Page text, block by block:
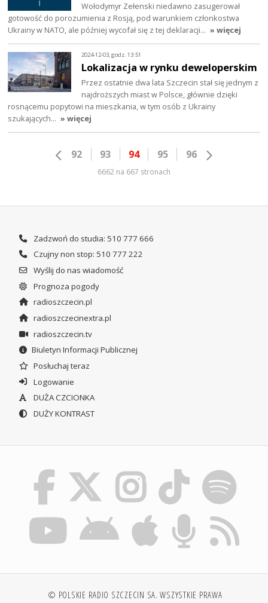
Wołodymyr Zełenski niedawno zasugerował
gotowość do porozumienia z Rosją, pod warunkiem członkostwa
Ukrainy w NATO, ale później wycofał się z tej deklaracji… » więcej
2024-12-03, godz. 13:51
Lokalizacja w rynku deweloperskim
Przez ostatnie dwa lata Szczecin stał się jednym z
najdroższych miast w Polsce, głównie dzięki
rosnącemu popytowi na mieszkania, w tym osób z Ukrainy
szukających… » więcej
92 93 94 95 96
6662 na 667 stronach
Zadzwoń do studia: 510 777 666
Czujny non stop: 510 777 222
Wyślij do nas wiadomość
Prognoza pogody
radioszczecin.pl
radioszczecinextra.pl
radioszczecin.tv
Biuletyn Informacji Publicznej
Posłuchaj teraz
Logowanie
DUŻA CZCIONKA
DUŻY KONTRAST
© POLSKIE RADIO SZCZECIN SA. WSZYSTKIE PRAWA